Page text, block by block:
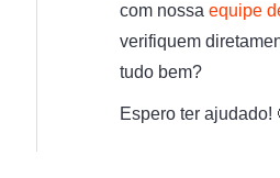
com nossa equipe
verifiquem
tudo bem?
Espero ter ajudado!